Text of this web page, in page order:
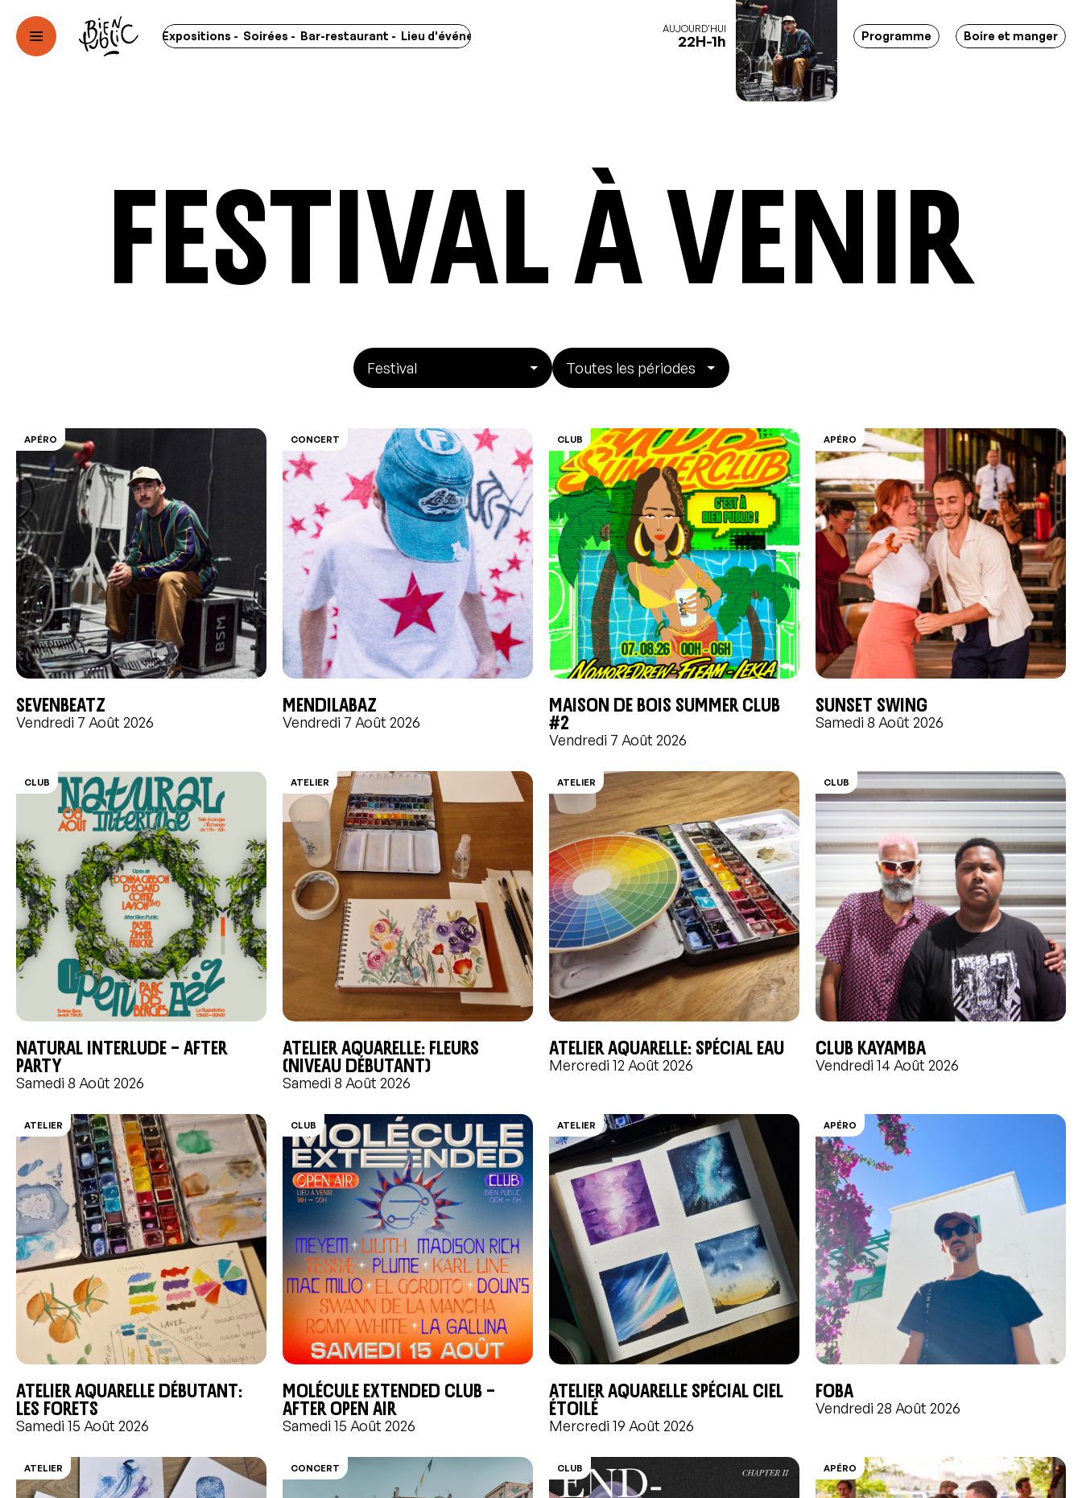
- Spectacles - Expositions - Soirées - Bar-restaurant - Lieu d'événements - Marchés - Concerts - Spectacles - Expositions - Soirées - Bar-restaurant - Lieu d'événements -
AUJOURD'HUI
22H-1h Programme Boire et manger
Festival à venir
APÉRO
Sevenbeatz
Vendredi 7 Août 2026
CONCERT
MENDILABAZ
Vendredi 7 Août 2026
CLUB
Maison de Bois Summer Club
#2
Vendredi 7 Août 2026
APÉRO
Sunset swing
Samedi 8 Août 2026
CLUB
Natural Interlude – After
Party
Samedi 8 Août 2026
ATELIER
Atelier aquarelle: Fleurs
(niveau débutant)
Samedi 8 Août 2026
ATELIER
Atelier aquarelle: Spécial EAU
Mercredi 12 Août 2026
CLUB
CLUB KAYAMBA
Vendredi 14 Août 2026
ATELIER
Atelier aquarelle débutant:
Les forets
Samedi 15 Août 2026
CLUB
Molécule Extended Club –
After Open air
Samedi 15 Août 2026
ATELIER
Atelier aquarelle Spécial Ciel
étoilé
Mercredi 19 Août 2026
APÉRO
FOBA
Vendredi 28 Août 2026
ATELIER CONCERT CLUB APÉRO